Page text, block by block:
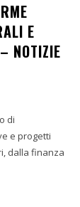
E
NOTIZIE
di
e progetti
dalla finanza